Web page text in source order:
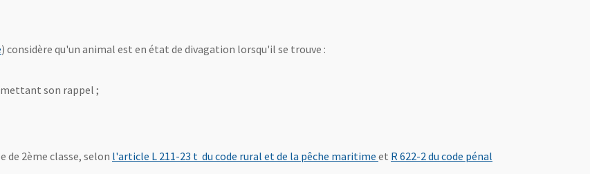
, Ouvre une nouvelle fenêtre
) considère qu'un animal est en état de divagation lorsqu'il se trouve :
son rappel ;
de 2ème classe, selon l'article L 211-23 t du code rural et de la pêche maritime , Ouvre une nouvelle fenêtre
et R 622-2 du code pénal